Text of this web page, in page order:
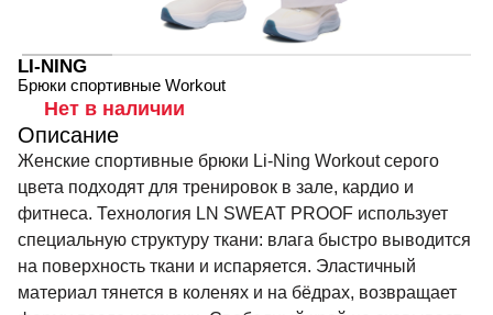
LI-NING
Брюки спортивные Workout
Нет в наличии
Описание
Женские спортивные брюки Li-Ning Workout серого
цвета подходят для тренировок в зале, кардио и
фитнеса. Технология LN SWEAT PROOF использует
специальную структуру ткани: влага быстро выводится
на поверхность ткани и испаряется. Эластичный
материал тянется в коленях и на бёдрах, возвращает